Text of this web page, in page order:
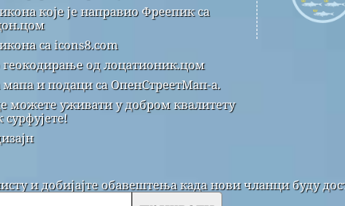
које је направио Фреепик са
са icons8.com
геокодирање од лоцатионик.цом
и подаци са ОпенСтреетМап-а.
можете уживати у добром квалитету
сурфујете!
и добијајте обавештења када нови чланци буду